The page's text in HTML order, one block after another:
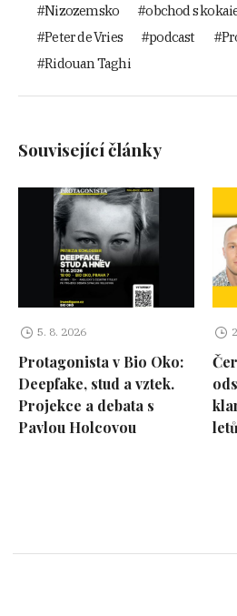
Nizozemsko
obchod s
Peter de Vries
podcast
Ridouan Taghi
Související články
5. 8. 2026
Protagonista v Bio Oko:
Deepfake, stud a vztek.
Projekce a debata s
Pavlou Holcovou